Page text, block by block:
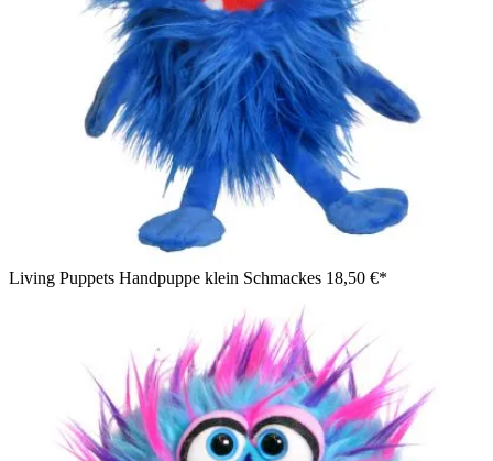
Living Puppets Handpuppe klein Schmackes 18,50 €*